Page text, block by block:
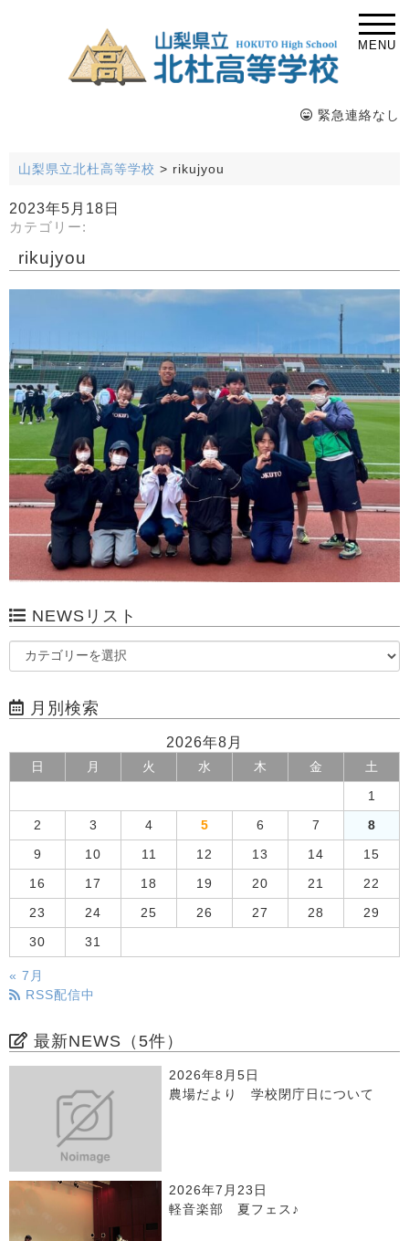
MENU
緊急連絡なし
山梨県立北杜高等学校 > rikujyou
2023年5月18日
カテゴリー:
rikujyou
NEWSリスト
月別検索
2026年8月
日 月 火 水 木 金 土
1
2 3 4 5 6 7 8
9 10 11 12 13 14 15
16 17 18 19 20 21 22
23 24 25 26 27 28 29
30 31
« 7月
RSS配信中
最新NEWS（5件）
2026年8月5日
農場だより 学校閉庁日について
2026年7月23日
軽音楽部 夏フェス♪